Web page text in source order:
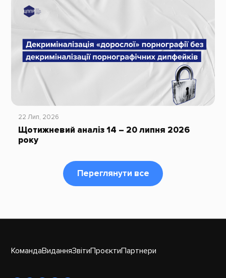
22 Лип, 2026
Щотижневий аналіз 14 – 20 липня 2026
року
Переглянути все
КомандаВиданняЗвітиПроєктиПартнери